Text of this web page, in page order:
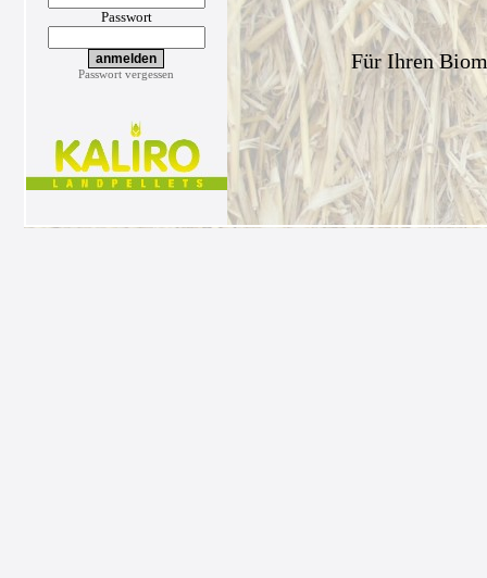
Passwort
Passwort vergessen
Für Ihren